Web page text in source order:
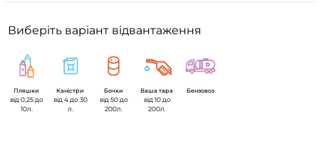
Виберіть варіант відвантаження
Пляшки
вiд 0,25 до
10л.
Каністри
вiд 4 до 30
л.
Бочки
вiд 50 до
200л.
Ваша тара
вiд 10 до
200л.
Бензовоз